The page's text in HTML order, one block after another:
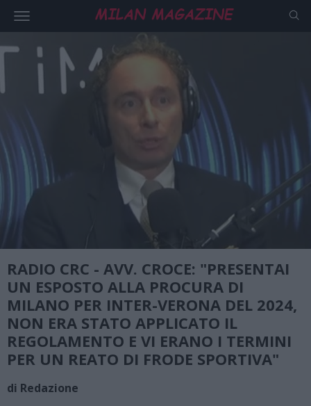
RADIO CRC - AVV. CROCE: "PRESENTAI
UN ESPOSTO ALLA PROCURA DI
MILANO PER INTER-VERONA DEL 2024,
NON ERA STATO APPLICATO IL
REGOLAMENTO E VI ERANO I TERMINI
PER UN REATO DI FRODE SPORTIVA"
di Redazione